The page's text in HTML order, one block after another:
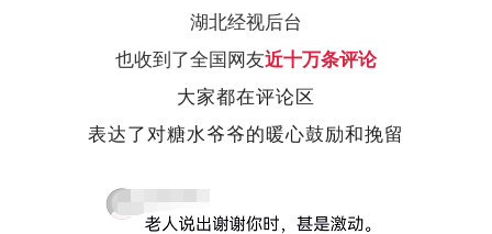
湖北经视后台
也收到了全国网友近十万条评论
大家都在评论区
表达了对糖水爷爷的暖心鼓励和挽留